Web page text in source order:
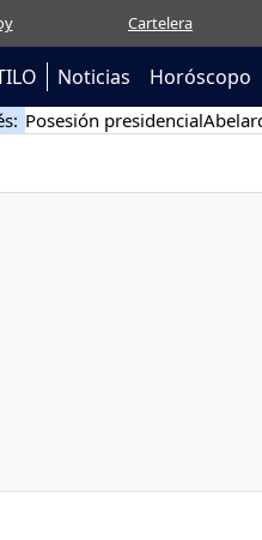
Cartelera
Noticias Horóscopo
Posesión presidencial